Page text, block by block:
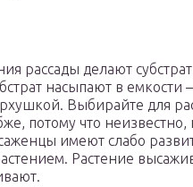
рассады делают
насыпают в
Выбирайте для
потому что
имеют слабо
Растение